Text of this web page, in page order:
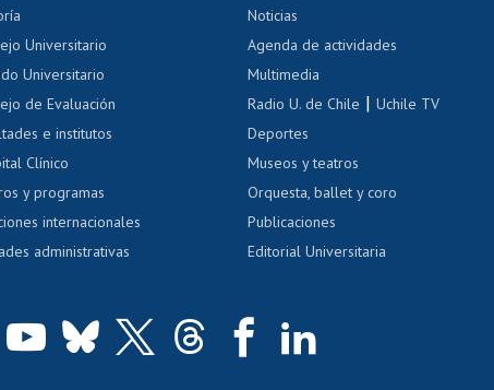
Evaluación docente
Calificación académica
Postulación al AUCAI
Certificado de renta
Certificado de renta
Tarjeta TUI Acoso laboral, sexual y violencia
Universitario
Universitario
de Evaluación
e institutos
Clínico
y programas
internacionales
administrativas
Noticias
Agenda de actividades
Multimedia
Radio U. de Chile |Uchile TV
Deportes
Museos y teatros
Orquesta, ballet y coro
Publicaciones
Editorial Universitaria